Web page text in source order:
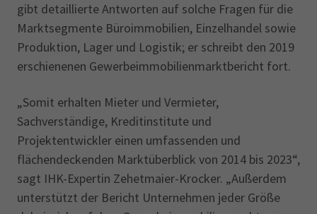
gibt detaillierte Antworten auf solche Fragen für die
Marktsegmente Büroimmobilien, Einzelhandel sowie
Produktion, Lager und Logistik; er schreibt den 2019
erschienenen Gewerbeimmobilienmarktbericht fort.
„Somit erhalten Mieter und Vermieter,
Sachverständige, Kreditinstitute und
Projektentwickler einen umfassenden und
flächendeckenden Marktüberblick von 2014 bis 2023“,
sagt IHK-Expertin Zehetmaier-Krocker. „Außerdem
unterstützt der Bericht Unternehmen jeder Größe